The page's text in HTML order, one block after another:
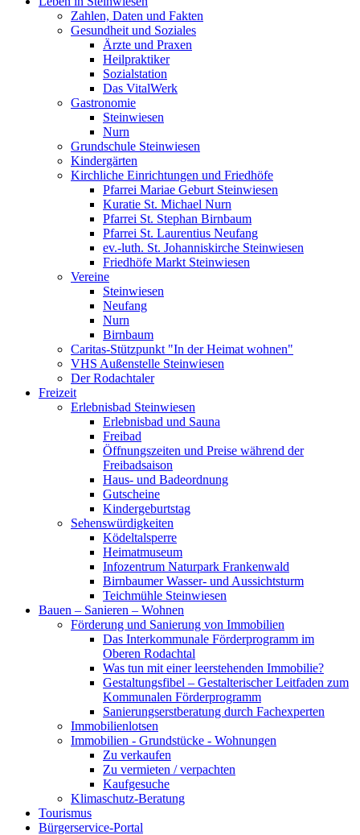
Zahlen, Daten und Fakten
Gesundheit und Soziales
Ärzte und Praxen
Heilpraktiker
Sozialstation
Das VitalWerk
Gastronomie
Steinwiesen
Nurn
Grundschule Steinwiesen
Kindergärten
Kirchliche Einrichtungen und Friedhöfe
Pfarrei Mariae Geburt Steinwiesen
Kuratie St. Michael Nurn
Pfarrei St. Stephan Birnbaum
Pfarrei St. Laurentius Neufang
ev.-luth. St. Johanniskirche Steinwiesen
Friedhöfe Markt Steinwiesen
Vereine
Steinwiesen
Neufang
Nurn
Birnbaum
Caritas-Stützpunkt "In der Heimat wohnen"
VHS Außenstelle Steinwiesen
Der Rodachtaler
Freizeit
Erlebnisbad Steinwiesen
Erlebnisbad und Sauna
Freibad
Öffnungszeiten und Preise während der
Freibadsaison
Haus- und Badeordnung
Gutscheine
Kindergeburtstag
Sehenswürdigkeiten
Ködeltalsperre
Heimatmuseum
Infozentrum Naturpark Frankenwald
Birnbaumer Wasser- und Aussichtsturm
Teichmühle Steinwiesen
Bauen – Sanieren – Wohnen
Förderung und Sanierung von Immobilien
Das Interkommunale Förderprogramm im
Oberen Rodachtal
Was tun mit einer leerstehenden Immobilie?
Gestaltungsfibel – Gestalterischer Leitfaden zum
Kommunalen Förderprogramm
Sanierungserstberatung durch Fachexperten
Immobilienlotsen
Immobilien - Grundstücke - Wohnungen
Zu verkaufen
Zu vermieten / verpachten
Kaufgesuche
Klimaschutz-Beratung
Tourismus
Bürgerservice-Portal